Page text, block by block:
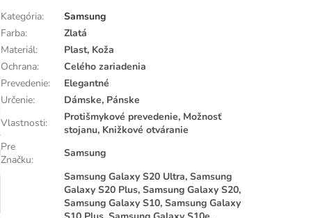
Kategória:
Samsung
Farba:
Zlatá
Materiál:
Plast, Koža
Ochrana:
Celého zariadenia
Prevedenie:
Elegantné
Určenie:
Dámske, Pánske
Vlastnosti:
Protišmykové prevedenie, Možnosť
stojanu, Knižkové otváranie
Pre
Značku:
Samsung
Samsung Galaxy S20 Ultra, Samsung
Galaxy S20 Plus, Samsung Galaxy S20,
Samsung Galaxy S10, Samsung Galaxy